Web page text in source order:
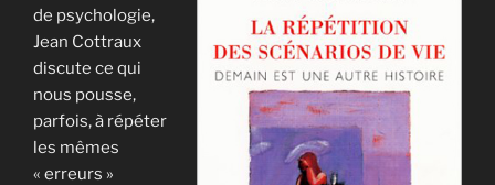
de psychologie,
Jean Cottraux
discute ce qui
nous pousse,
parfois, à répéter
les mêmes
« erreurs »